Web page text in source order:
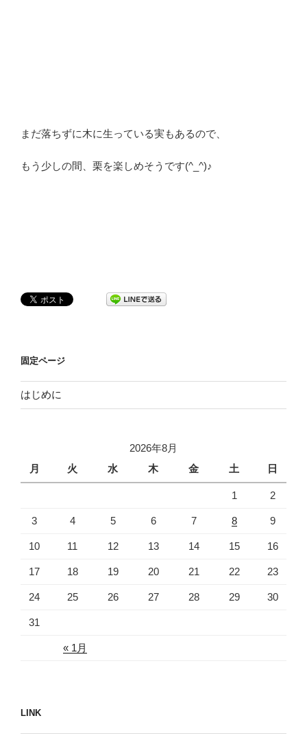
まだ落ちずに木に生っている実もあるので、
もう少しの間、栗を楽しめそうです(^_^)♪
固定ページ
はじめに
2026年8月
月
火 水 木 金 土 日
« 1月
1 2
3 4 5 6 7 8 9
10 11 12 13 14 15 16
17 18 19 20 21 22 23
24 25 26 27 28 29 30
31
LINK